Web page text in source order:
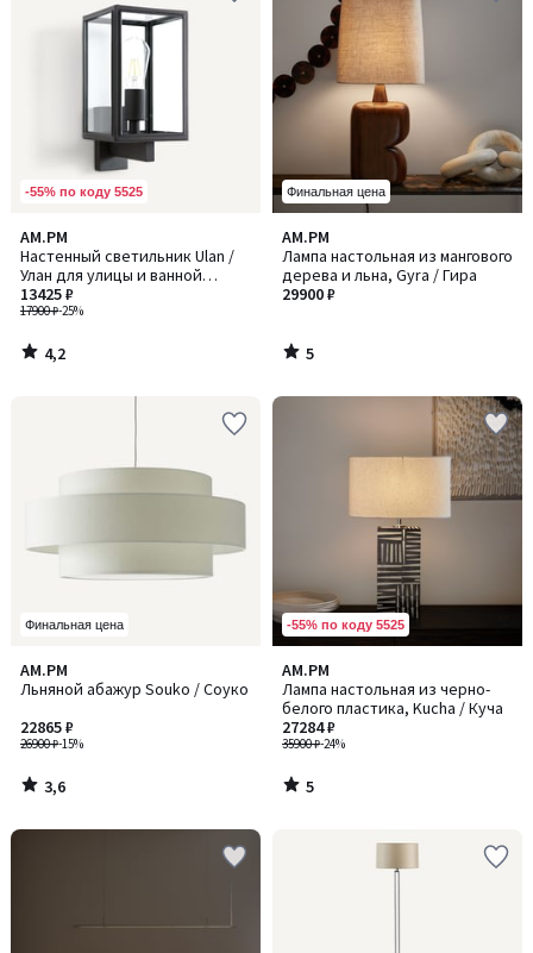
-55% по коду 5525
AM.PM
Настенный светильник Ulan /
Улан для улицы и ванной
комнаты
17900 ₽-25%
13425 ₽
4,2
/ 5
4,2
/
Финальная цена
AM.PM
Лампа настольная из мангового
дерева и льна, Gyra / Гира
29900 ₽
5
/
5
5
/
Финальная цена
AM.PM
Льняной абажур Souko / Соуко
26900 ₽-15%
22865 ₽
3,6
/ 5
3,6
/
-55% по коду 5525
AM.PM
Лампа настольная из черно-
белого пластика, Kucha / Куча
35900 ₽-24%
27284 ₽
5
/
5
5
/